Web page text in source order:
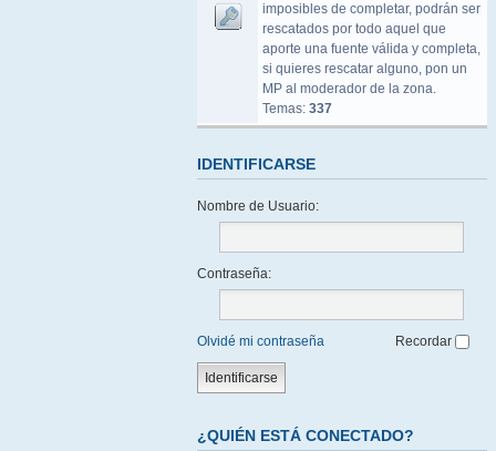
imposibles de completar, podrán ser
rescatados por todo aquel que
aporte una fuente válida y completa,
si quieres rescatar alguno, pon un
MP al moderador de la zona.
Temas: 337
IDENTIFICARSE
Nombre de Usuario:
Contraseña:
Olvidé mi contraseña Recordar
¿QUIÉN ESTÁ CONECTADO?